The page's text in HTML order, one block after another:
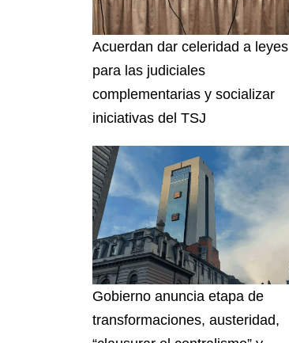
Acuerdan dar celeridad a leyes
para las judiciales
complementarias y socializar
iniciativas del TSJ
Gobierno anuncia etapa de
transformaciones, austeridad,